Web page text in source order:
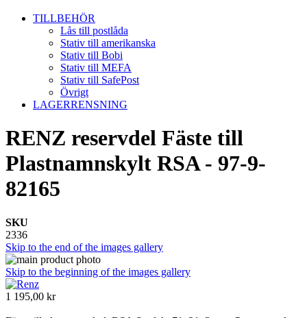
TILLBEHÖR
Lås till postlåda
Stativ till amerikanska
Stativ till Bobi
Stativ till MEFA
Stativ till SafePost
Övrigt
LAGERRENSNING
RENZ reservdel Fäste till
Plastnamnskylt RSA - 97-9-
82165
SKU
2336
Skip to the end of the images gallery
Skip to the beginning of the images gallery
1 195,00 kr